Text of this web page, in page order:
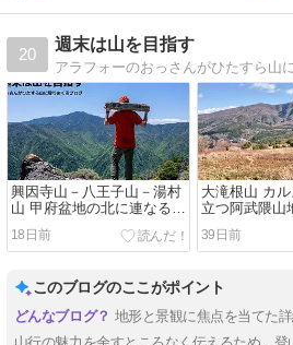
20
週末は山を目指す
興因寺山－八王子山－湯村
山 甲府盆地の北に連なる甲
府名山を巡る
18日前
大滝根山 カ
立つ阿武隈山
水鍾乳洞を巡る
39日前
このブログのここがポイント
地形と景観に焦点を当てた